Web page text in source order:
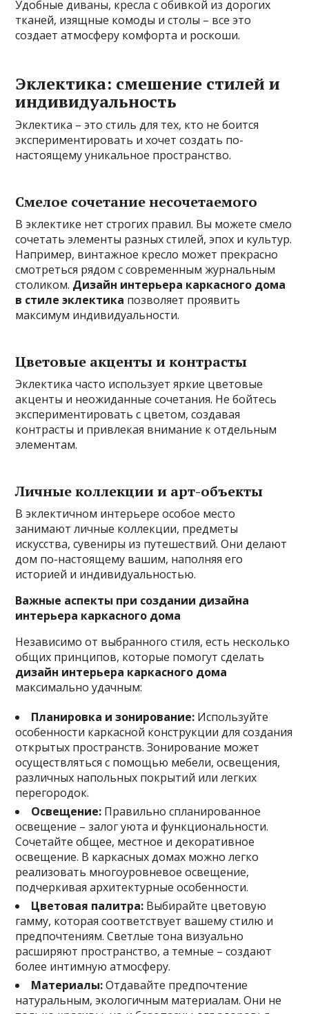
Удобные диваны, кресла с обивкой из дорогих
тканей, изящные комоды и столы – все это
создает атмосферу комфорта и роскоши.
Эклектика: смешение стилей и
индивидуальность
Эклектика – это стиль для тех, кто не боится
экспериментировать и хочет создать по-
настоящему уникальное пространство.
Смелое сочетание несочетаемого
В эклектике нет строгих правил. Вы можете смело
сочетать элементы разных стилей, эпох и культур.
Например, винтажное кресло может прекрасно
смотреться рядом с современным журнальным
столиком. Дизайн интерьера каркасного дома
в стиле эклектика позволяет проявить
максимум индивидуальности.
Цветовые акценты и контрасты
Эклектика часто использует яркие цветовые
акценты и неожиданные сочетания. Не бойтесь
экспериментировать с цветом, создавая
контрасты и привлекая внимание к отдельным
элементам.
Личные коллекции и арт-объекты
В эклектичном интерьере особое место
занимают личные коллекции, предметы
искусства, сувениры из путешествий. Они делают
дом по-настоящему вашим, наполняя его
историей и индивидуальностью.
Важные аспекты при создании дизайна
интерьера каркасного дома
Независимо от выбранного стиля, есть несколько
общих принципов, которые помогут сделать
дизайн интерьера каркасного дома
максимально удачным:
Планировка и зонирование: Используйте
особенности каркасной конструкции для создания
открытых пространств. Зонирование может
осуществляться с помощью мебели, освещения,
различных напольных покрытий или легких
перегородок.
Освещение: Правильно спланированное
освещение – залог уюта и функциональности.
Сочетайте общее, местное и декоративное
освещение. В каркасных домах можно легко
реализовать многоуровневое освещение,
подчеркивая архитектурные особенности.
Цветовая палитра: Выбирайте цветовую
гамму, которая соответствует вашему стилю и
предпочтениям. Светлые тона визуально
расширяют пространство, а темные – создают
более интимную атмосферу.
Материалы:Отдавайте предпочтение
натуральным, экологичным материалам. Они не